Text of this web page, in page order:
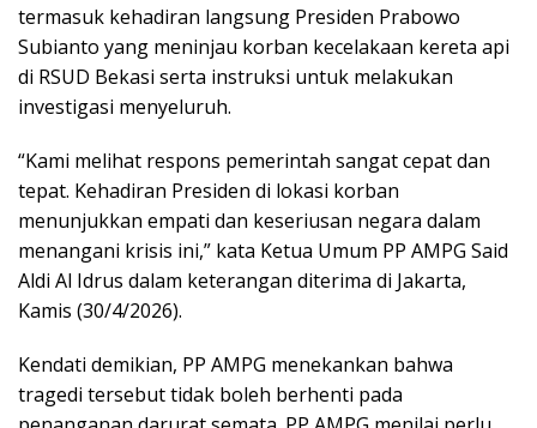
termasuk kehadiran langsung Presiden Prabowo
Subianto yang meninjau korban kecelakaan kereta api
di RSUD Bekasi serta instruksi untuk melakukan
investigasi menyeluruh.
“Kami melihat respons pemerintah sangat cepat dan
tepat. Kehadiran Presiden di lokasi korban
menunjukkan empati dan keseriusan negara dalam
menangani krisis ini,” kata Ketua Umum PP AMPG Said
Aldi Al Idrus dalam keterangan diterima di Jakarta,
Kamis (30/4/2026).
Kendati demikian, PP AMPG menekankan bahwa
tragedi tersebut tidak boleh berhenti pada